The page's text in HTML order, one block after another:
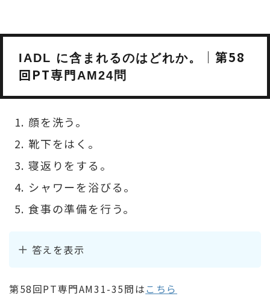
IADL に含まれるのはどれか。
｜第58
回PT専門AM24問
顔を洗う。
靴下をはく。
寝返りをする。
シャワーを浴びる。
食事の準備を行う。
答えを表示
第58回PT専門AM31-35問は こちら